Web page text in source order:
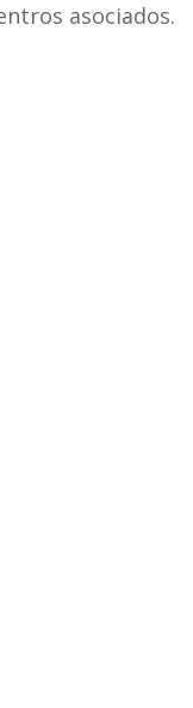
asociados.